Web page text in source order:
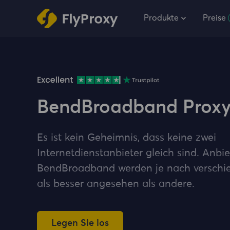
Produkte Preise
BendBroadband
Es ist kein Geheimnis, dass keine zwei
Internetdienstanbieter gleich sind.
BendBroadband werden je nach
als besser angesehen als andere.
Legen Sie los